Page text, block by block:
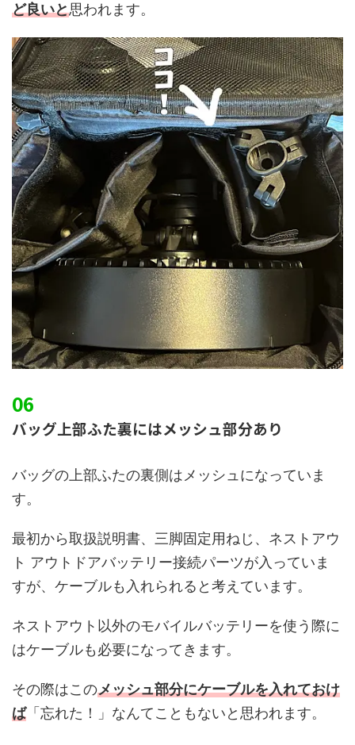
ど良いと思われます。
バッグ上部ふた裏にはメッシュ部分あり
バッグの上部ふたの裏側はメッシュになっていま
す。
最初から取扱説明書、三脚固定用ねじ、ネストアウ
ト アウトドアバッテリー接続パーツが入っていま
すが、ケーブルも入れられると考えています。
ネストアウト以外のモバイルバッテリーを使う際に
はケーブルも必要になってきます。
その際はこのメッシュ部分にケーブルを入れておけ
ば「忘れた！」なんてこともないと思われます。